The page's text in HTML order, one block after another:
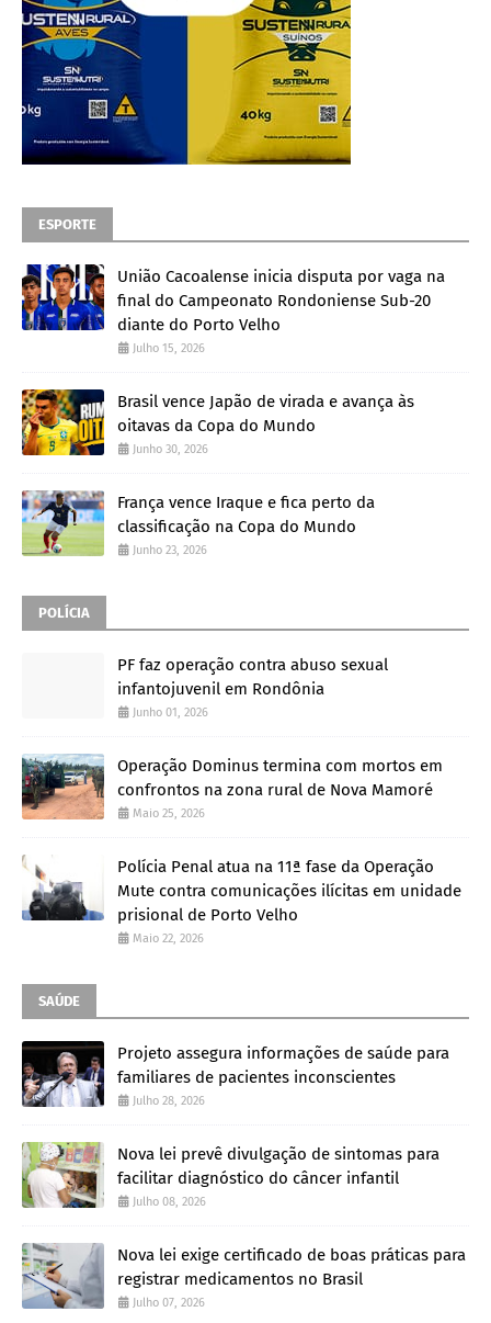
ESPORTE
União Cacoalense inicia disputa por vaga na
final do Campeonato Rondoniense Sub-20
diante do Porto Velho
Julho 15, 2026
Brasil vence Japão de virada e avança às
oitavas da Copa do Mundo
Junho 30, 2026
França vence Iraque e fica perto da
classificação na Copa do Mundo
Junho 23, 2026
POLÍCIA
PF faz operação contra abuso sexual
infantojuvenil em Rondônia
Junho 01, 2026
Operação Dominus termina com mortos em
confrontos na zona rural de Nova Mamoré
Maio 25, 2026
Polícia Penal atua na 11ª fase da Operação
Mute contra comunicações ilícitas em unidade
prisional de Porto Velho
Maio 22, 2026
SAÚDE
Projeto assegura informações de saúde para
familiares de pacientes inconscientes
Julho 28, 2026
Nova lei prevê divulgação de sintomas para
facilitar diagnóstico do câncer infantil
Julho 08, 2026
Nova lei exige certificado de boas práticas para
registrar medicamentos no Brasil
Julho 07, 2026